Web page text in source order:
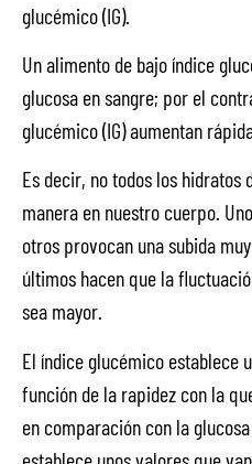
glucémico (IG).
Un alimento de bajo índice
glucosa en sangre; por el
glucémico (IG) aumentan
Es decir, no todos los hidratos
manera en nuestro cuerpo.
otros provocan una subida
últimos hacen que la
sea mayor.
El índice glucémico establece
función de la rapidez con la
en comparación con la